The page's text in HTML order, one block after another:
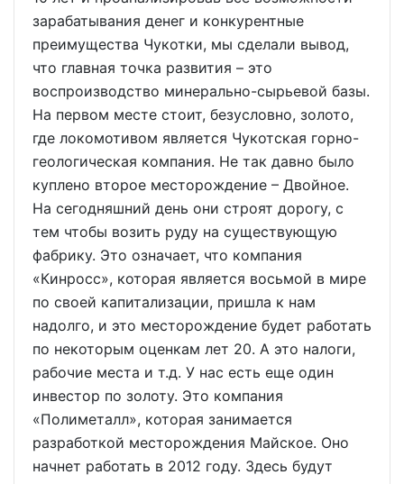
зарабатывания денег и конкурентные
преимущества Чукотки, мы сделали вывод,
что главная точка развития – это
воспроизводство минерально-сырьевой базы.
На первом месте стоит, безусловно, золото,
где локомотивом является Чукотская горно-
геологическая компания. Не так давно было
куплено второе месторождение – Двойное.
На сегодняшний день они строят дорогу, с
тем чтобы возить руду на существующую
фабрику. Это означает, что компания
«Кинросс», которая является восьмой в мире
по своей капитализации, пришла к нам
надолго, и это месторождение будет работать
по некоторым оценкам лет 20. А это налоги,
рабочие места и т.д. У нас есть еще один
инвестор по золоту. Это компания
«Полиметалл», которая занимается
разработкой месторождения Майское. Оно
начнет работать в 2012 году. Здесь будут